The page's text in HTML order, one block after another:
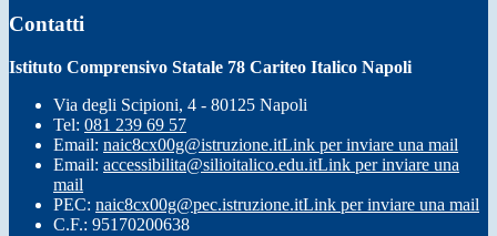
Contatti
Istituto Comprensivo Statale 78 Cariteo Italico Napoli
Via degli Scipioni, 4 - 80125 Napoli
Tel: 081 239 69 57
Email: naic8cx00g@istruzione.itLink per inviare una mail
Email: accessibilita@silioitalico.edu.itLink per inviare una
mail
PEC: naic8cx00g@pec.istruzione.itLink per inviare una mail
C.F.: 95170200638